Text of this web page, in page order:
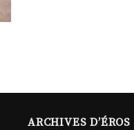
ARCHIVES D’ÉROS